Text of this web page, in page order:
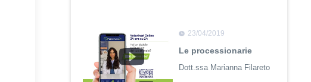
23/04/2019
Le processionarie
Dott.ssa Marianna Filareto